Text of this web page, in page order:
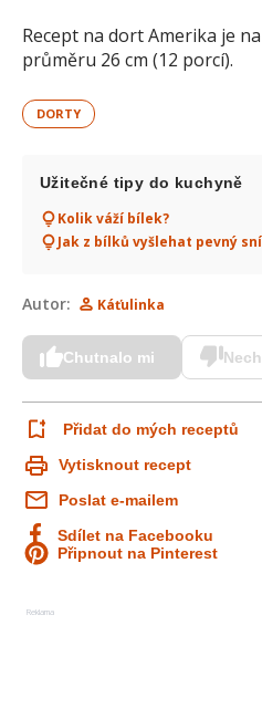
Recept na dort Amerika je
průměru 26 cm (12 porcí).
DORTY
Užitečné tipy do kuchyně
Kolik váží bílek?
Jak z bílků vyšlehat pevný
Autor: Káťulinka
Chutnalo mi
Přidat do mých receptů
Vytisknout recept
Poslat e-mailem
Sdílet na Facebooku
Připnout na Pinterest
Reklama